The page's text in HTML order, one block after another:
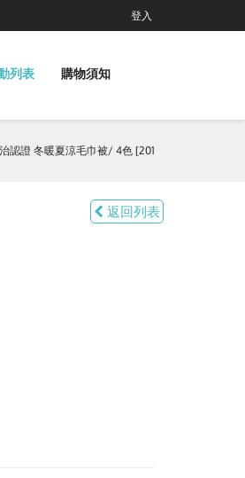
登入
列表 購物須知
認證 冬暖夏涼毛巾被/ 4色 [201
返回列表